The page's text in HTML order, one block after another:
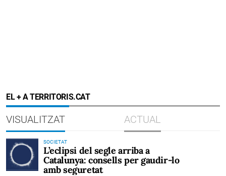
EL + A TERRITORIS.CAT
VISUALITZAT ACTUAL
SOCIETAT
L’eclipsi del segle arriba a
Catalunya: consells per gaudir-lo
amb seguretat